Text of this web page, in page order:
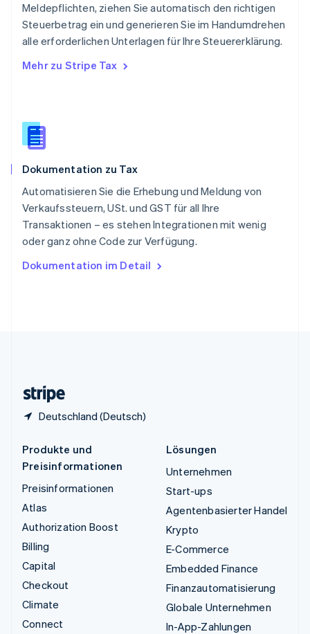
Meldepflichten, ziehen Sie automatisch den richtigen
Steuerbetrag ein und generieren Sie im Handumdrehen
alle erforderlichen Unterlagen für Ihre Steuererklärung.
Mehr zu Stripe Tax
Dokumentation zu Tax
Automatisieren Sie die Erhebung und Meldung von
Verkaufssteuern, USt. und GST für all Ihre
Transaktionen – es stehen Integrationen mit wenig
oder ganz ohne Code zur Verfügung.
Dokumentation im Detail
Deutschland (Deutsch)
Schweiz
DeutschFrançaisItalianoEnglish
Singapur
Slowakei
Sonderverwaltungsregion Hongkong,
China
Spanien
EspañolEnglish
Thailand
Tschechische Republik
English
English
Produkte und
Preisinformationen
Preisinformationen
Atlas
Authorization Boost
Billing
Capital
Checkout
Climate
Connect
Lösungen
Unternehmen
Start-ups
Agentenbasierter Handel
Krypto
E-Commerce
Embedded Finance
Finanzautomatisierung
Globale Unternehmen
In-App-Zahlungen